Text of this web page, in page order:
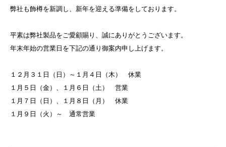
弊社も飾樽を新調し、新年を迎える準備をしております。
平素は弊社製品をご愛顧賜り、誠にありがとうございます。
年末年始の営業日を下記の通り御案内申し上げます。
１２月３１日（日）～１月４日（木） 休業
１月５日（金）、１月６日（土） 営業
１月７日（日）、１月８日（月） 休業
１月９日（火）～ 通常営業